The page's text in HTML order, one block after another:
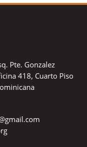
Pte. Gonzalez
418, Cuarto Piso